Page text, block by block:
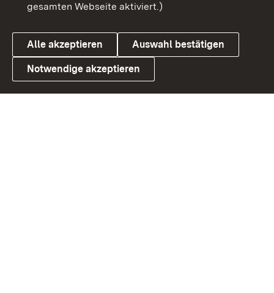
Link zum Landesportal
Datenschutz
Cookies
gesamten Webseite aktiviert.)
Alle akzeptieren Auswahl bestätigen
Notwendige akzeptieren